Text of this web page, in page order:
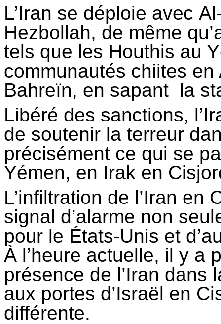
L’Iran se déploie avec
Hezbollah, de même
tels que les Houthis au
communautés chiites
Bahreïn, en sapant la
Libéré des sanctions,
de soutenir la terreur
précisément ce qui se
Yémen, en Irak en
L’infiltration de l’Iran
signal d’alarme non
pour le États-Unis et
À l’heure actuelle, il y a
présence de l’Iran dans
aux portes d’Israël en
différente.